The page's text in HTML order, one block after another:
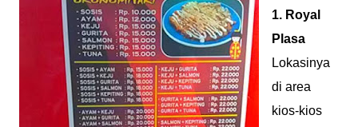
1. Royal
Plasa
Lokasinya
di area
kios-kios